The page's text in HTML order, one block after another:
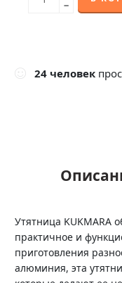
−
24 человек
Утятница KUKMARA
практичное и
приготовления
алюминия, эта